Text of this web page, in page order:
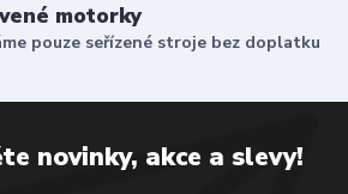
motorky
pouze seřízené stroje bez doplatku
novinky, akce a slevy!